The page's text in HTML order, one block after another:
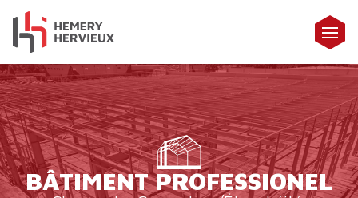
BÂTIMENT PROFESSIONEL